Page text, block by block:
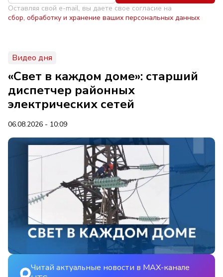
Оставляя свой e-mail, вы даете свое согласие на
сбор, обработку и хранение ваших персональных данных
Видео дня
«Свет в каждом доме»: старший
диспетчер районных
электрических сетей
06.08.2026 - 10:09
Читай актуальные новости в MAX-канале